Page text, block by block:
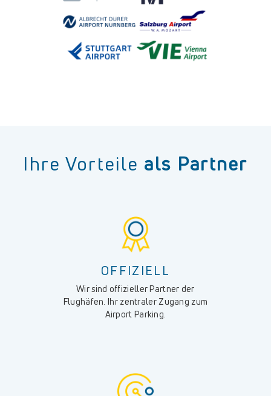
Ihre Vorteile als Partner
OFFIZIELL
Wir sind offizieller Partner der
Flughäfen. Ihr zentraler Zugang zum
Airport Parking.